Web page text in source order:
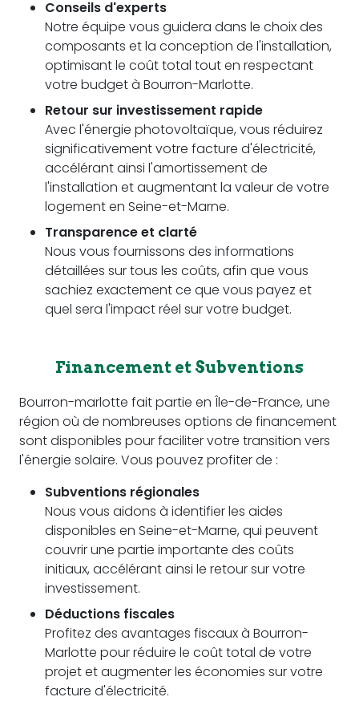
Conseils d'experts
Notre équipe vous guidera dans le choix des
composants et la conception de l'installation,
optimisant le coût total tout en respectant
votre budget à Bourron-Marlotte.
Retour sur investissement rapide
Avec l'énergie photovoltaïque, vous réduirez
significativement votre facture d'électricité,
accélérant ainsi l'amortissement de
l'installation et augmentant la valeur de votre
logement en Seine-et-Marne.
Transparence et clarté
Nous vous fournissons des informations
détaillées sur tous les coûts, afin que vous
sachiez exactement ce que vous payez et
quel sera l'impact réel sur votre budget.
Financement et Subventions
Bourron-marlotte fait partie en Île-de-France, une
région où de nombreuses options de financement
sont disponibles pour faciliter votre transition vers
l'énergie solaire. Vous pouvez profiter de :
Subventions régionales
Nous vous aidons à identifier les aides
disponibles en Seine-et-Marne, qui peuvent
couvrir une partie importante des coûts
initiaux, accélérant ainsi le retour sur votre
investissement.
Déductions fiscales
Profitez des avantages fiscaux à Bourron-
Marlotte pour réduire le coût total de votre
projet et augmenter les économies sur votre
facture d'électricité.